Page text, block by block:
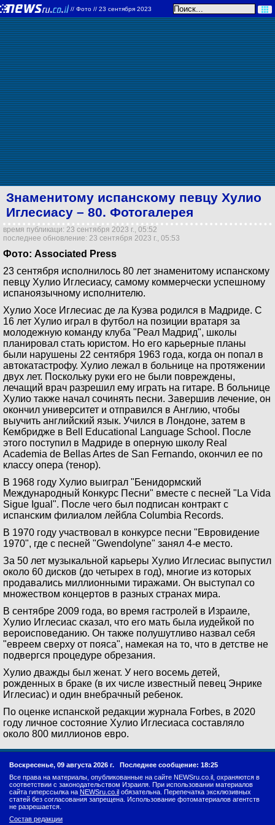
// Фото // 23 сентября 2023
Знаменитому испанскому певцу Хулио
Иглесиасу – 80. Фотогалерея
время публикаци: 23 сентября 2023 г., 05:52
последнее обновление: 23 сентября 2023 г., 05:53
Фото: Associated Press
23 сентября исполнилось 80 лет знаменитому испанскому
певцу Хулио Иглесиасу, самому коммерчески успешному
испаноязычному исполнителю.
Хулио Хосе Иглесиас де ла Куэва родился в Мадриде. С
16 лет Хулио играл в футбол на позиции вратаря за
молодежную команду клуба "Реал Мадрид", школы
планировал стать юристом. Но его карьерные планы
были нарушены 22 сентября 1963 года, когда он попал в
автокатастрофу. Хулио лежал в больнице на протяжении
двух лет. Поскольку руки его не были повреждены,
лечащий врач разрешил ему играть на гитаре. В больнице
Хулио также начал сочинять песни. Завершив лечение, он
окончил университет и отправился в Англию, чтобы
выучить английский язык. Учился в Лондоне, затем в
Кембридже в Bell Educational Language School. После
этого поступил в Мадриде в оперную школу Real
Academia de Bellas Artes de San Fernando, окончил ее по
классу опера (тенор).
В 1968 году Хулио выиграл "Бенидормский
Международный Конкурс Песни" вместе с песней "La Vida
Sigue Igual". После чего был подписан контракт с
испанским филиалом лейбла Columbia Records.
В 1970 году участвовал в конкурсе песни "Евровидение
1970", где с песней "Gwendolyne" занял 4-е место.
За 50 лет музыкальной карьеры Хулио Иглесиас выпустил
около 60 дисков (до четырех в год), многие из которых
продавались миллионными тиражами. Он выступал со
множеством концертов в разных странах мира.
В сентябре 2009 года, во время гастролей в Израиле,
Хулио Иглесиас сказал, что его мать была иудейкой по
вероисповеданию. Он также полушутливо назвал себя
"евреем сверху от пояса", намекая на то, что в детстве не
подвергся процедуре обрезания.
Хулио дважды был женат. У него восемь детей,
рожденных в браке (в их числе известный певец Энрике
Иглесиас) и один внебрачный ребенок.
По оценке испанской редакции журнала Forbes, в 2020
году личное состояние Хулио Иглесиаса составляло
около 800 миллионов евро.
Воскресенье, 09 августа 2026 г. Последнее сообщение: 18:25
Все права на материалы, опубликованные на сайте NEWSru.co.il, охраняются в
соответствии с законодательством Израиля. При использовании материалов
сайта гиперссылка на NEWSru.co.il обязательна. Перепечатка эксклюзивных
статей без согласования запрещена. Использование фотоматериалов агентств
не разрешается.
Состав редакции